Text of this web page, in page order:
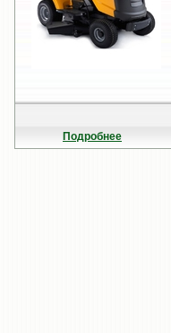
Подробнее